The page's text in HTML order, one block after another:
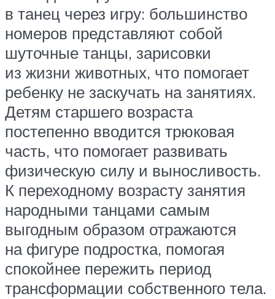
в танец через игру: большинство
номеров представляют собой
шуточные танцы, зарисовки
из жизни животных, что помогает
ребенку не заскучать на занятиях.
Детям старшего возраста
постепенно вводится трюковая
часть, что помогает развивать
физическую силу и выносливость.
К переходному возрасту занятия
народными танцами самым
выгодным образом отражаются
на фигуре подростка, помогая
спокойнее пережить период
трансформации собственного тела.